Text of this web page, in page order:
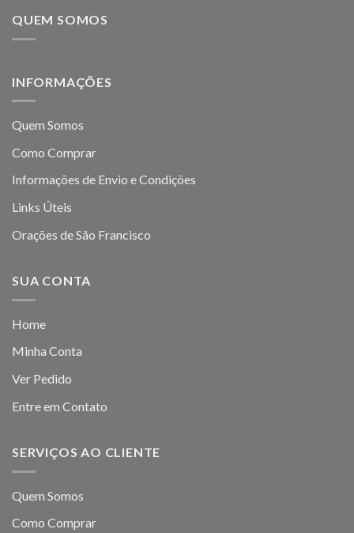
QUEM SOMOS
INFORMAÇÕES
Quem Somos
Como Comprar
Informações de Envio e Condições
Links Úteis
Orações de São Francisco
SUA CONTA
Home
Minha Conta
Ver Pedido
Entre em Contato
SERVIÇOS AO CLIENTE
Quem Somos
Como Comprar